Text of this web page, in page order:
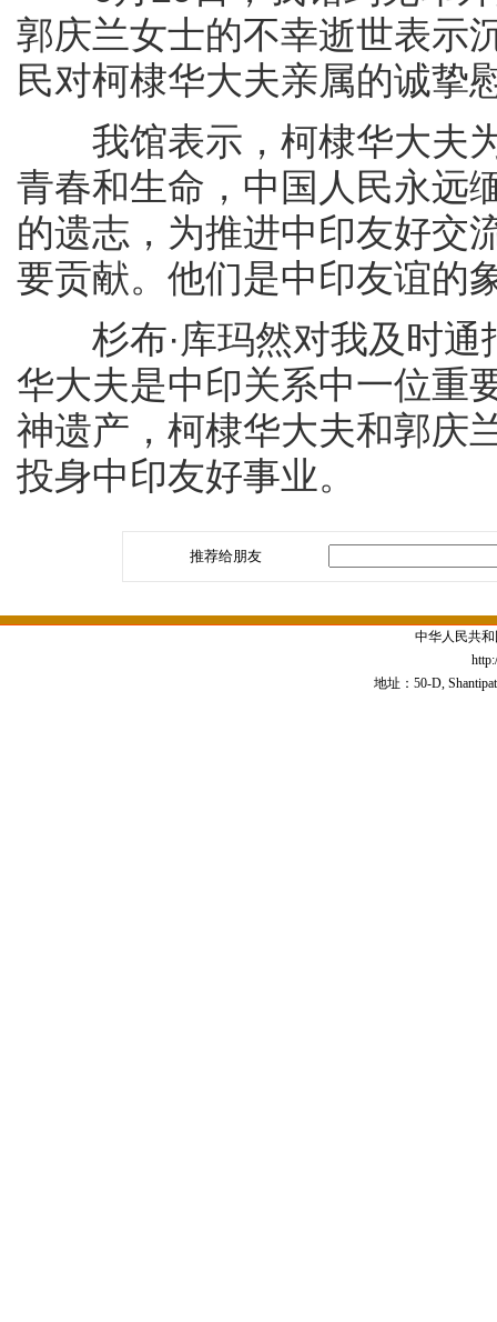
郭庆兰女士的不幸逝世表示
民对柯棣华大夫亲属的诚挚
我馆表示，柯棣华大夫为
青春和生命，中国人民永远
的遗志，为推进中印友好交
要贡献。他们是中印友谊的
杉布·库玛然对我及时通
华大夫是中印关系中一位重
神遗产，柯棣华大夫和郭庆
投身中印友好事业。
推荐给朋友
中华人民共
地址：50-D,